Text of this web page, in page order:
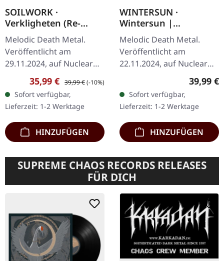
SOILWORK ·
Verkligheten (Re-
Release) | ORANGE
2LP
Melodic Death Metal.
Veröffentlicht am
29.11.2024, auf Nuclear
Blast Records. Limitierte
Auflage auf
orangefarbenem
Doppelvinyl, weltweit auf
1100…
Verkaufspreis:
35,99 € Regulärer Preis:
39,99 €(-10%)
Sofort verfügbar,
Lieferzeit: 1-2 Werktage
HINZUFÜGEN
WINTERSUN ·
Wintersun |
TRANSPARENT
ORANGE 2LP
Melodic Death Metal.
Veröffentlicht am
22.11.2024, auf Nuclear
Blast Records. Limitierte
transparentem orangem
Doppelvinyl. "Wintersun",
…
39,99 €
Sofort verfügbar,
Lieferzeit: 1-2 Werktage
HINZUFÜGEN
SUPREME CHAOS RECORDS RELEASES
FÜR DICH